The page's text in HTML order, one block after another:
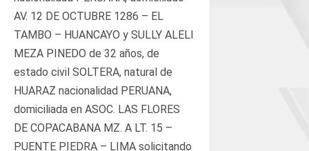
AV. 12 DE OCTUBRE 1286 – EL
TAMBO – HUANCAYO y SULLY ALELI
MEZA PINEDO de 32 años, de
estado civil SOLTERA, natural de
HUARAZ nacionalidad PERUANA,
domiciliada en ASOC. LAS FLORES
DE COPACABANA MZ. A LT. 15 –
PUENTE PIEDRA – LIMA solicitando